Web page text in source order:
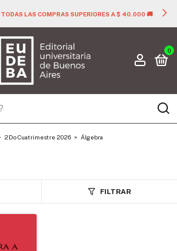
LAS COMPRAS SUPERIORES A $ 40.000 🚚
0
2Do Cuatrimestre 2026 > Álgebra
FILTRAR